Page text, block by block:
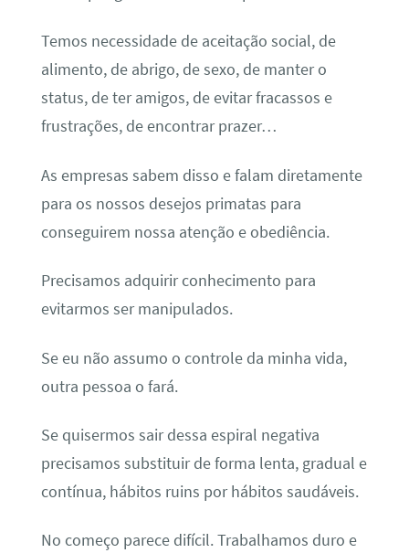
Temos necessidade de aceitação social, de
alimento, de abrigo, de sexo, de manter o
status, de ter amigos, de evitar fracassos e
frustrações, de encontrar prazer…
As empresas sabem disso e falam diretamente
para os nossos desejos primatas para
conseguirem nossa atenção e obediência.
Precisamos adquirir conhecimento para
evitarmos ser manipulados.
Se eu não assumo o controle da minha vida,
outra pessoa o fará.
Se quisermos sair dessa espiral negativa
precisamos substituir de forma lenta, gradual e
contínua, hábitos ruins por hábitos saudáveis.
No começo parece difícil. Trabalhamos duro e